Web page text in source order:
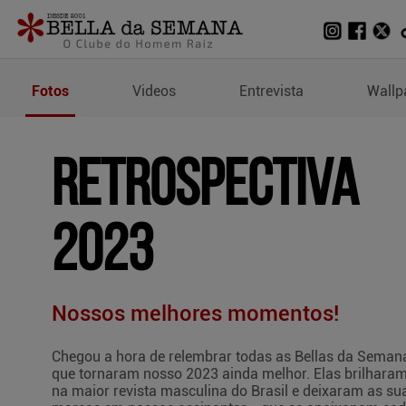
Fotos de Retrospectiva
Fotos Videos Entrevista
RETROSPECTIVA
2023
Nossos melhores momentos!
Chegou a hora de relembrar todas as Bellas da
que tornaram nosso 2023 ainda melhor. Elas brilharam
na maior revista masculina do Brasil e deixaram as